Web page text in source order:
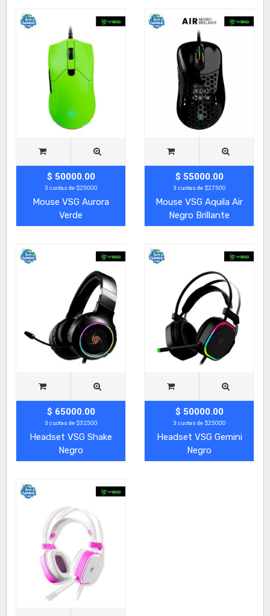
$ 50000.00
3 cuotas de $25000
Mouse VSG Aurora
Verde
$ 55000.00
3 cuotas de $27500
Mouse VSG Aquila Air
Negro Brillante
$ 65000.00
3 cuotas de $32500
Headset VSG Shake
Negro
$ 50000.00
3 cuotas de $25000
Headset VSG Gemini
Negro